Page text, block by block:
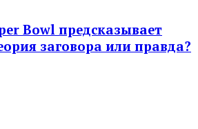
Bowl предсказывает
заговора или правда?